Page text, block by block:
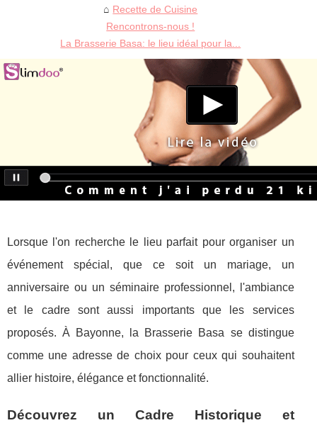
Recette de Cuisine
Rencontrons-nous !
La Brasserie Basa: le lieu idéal pour la...
Lorsque l'on recherche le lieu parfait pour organiser un
événement spécial, que ce soit un mariage, un
anniversaire ou un séminaire professionnel, l'ambiance
et le cadre sont aussi importants que les services
proposés. À Bayonne, la Brasserie Basa se distingue
comme une adresse de choix pour ceux qui souhaitent
allier histoire, élégance et fonctionnalité.
Découvrez un Cadre Historique et